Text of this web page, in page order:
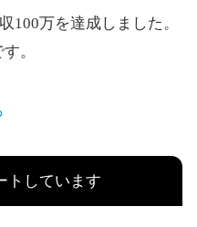
100万を達成しました。
。
トしています